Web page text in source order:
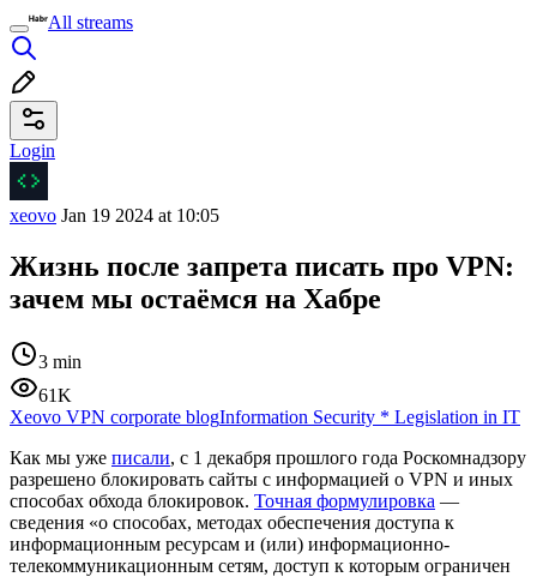
All streams
Login
xeovo Jan 19 2024 at 10:05
Жизнь после запрета писать про VPN:
зачем мы остаёмся на Хабре
3 min
61K
Xeovo VPN corporate blogInformation Security * Legislation in IT
Как мы уже писали, с 1 декабря прошлого года Роскомнадзору
разрешено блокировать сайты с информацией о VPN и иных
способах обхода блокировок. Точная формулировка —
сведения «о способах, методах обеспечения доступа к
информационным ресурсам и (или) информационно-
телекоммуникационным сетям, доступ к которым ограничен